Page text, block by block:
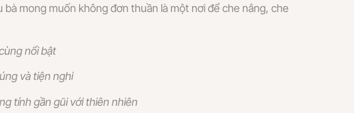
mong muốn không đơn thuần là một nơi để che nắng, che
nổi bật
và tiện nghi
tính gần gũi với thiên nhiên